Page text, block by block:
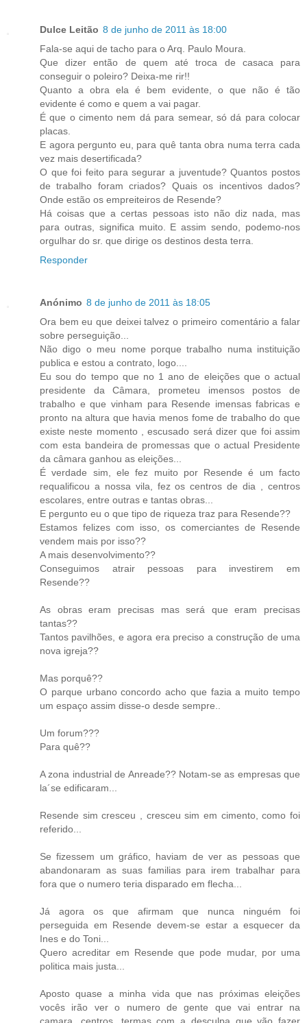
Dulce Leitão 8 de junho de 2011 às 18:00
Fala-se aqui de tacho para o Arq. Paulo Moura.
Que dizer então de quem até troca de casaca para
conseguir o poleiro? Deixa-me rir!!
Quanto a obra ela é bem evidente, o que não é tão
evidente é como e quem a vai pagar.
É que o cimento nem dá para semear, só dá para colocar
placas.
E agora pergunto eu, para quê tanta obra numa terra cada
vez mais desertificada?
O que foi feito para segurar a juventude? Quantos postos
de trabalho foram criados? Quais os incentivos dados?
Onde estão os empreiteiros de Resende?
Há coisas que a certas pessoas isto não diz nada, mas
para outras, significa muito. E assim sendo, podemo-nos
orgulhar do sr. que dirige os destinos desta terra.
Responder
Anónimo 8 de junho de 2011 às 18:05
Ora bem eu que deixei talvez o primeiro comentário a falar
sobre perseguição...
Não digo o meu nome porque trabalho numa instituição
publica e estou a contrato, logo....
Eu sou do tempo que no 1 ano de eleições que o actual
presidente da Câmara, prometeu imensos postos de
trabalho e que vinham para Resende imensas fabricas e
pronto na altura que havia menos fome de trabalho do que
existe neste momento , escusado será dizer que foi assim
com esta bandeira de promessas que o actual Presidente
da câmara ganhou as eleições...
É verdade sim, ele fez muito por Resende é um facto
requalificou a nossa vila, fez os centros de dia , centros
escolares, entre outras e tantas obras...
E pergunto eu o que tipo de riqueza traz para Resende??
Estamos felizes com isso, os comerciantes de Resende
vendem mais por isso??
A mais desenvolvimento??
Conseguimos atrair pessoas para investirem em
Resende??
As obras eram precisas mas será que eram precisas
tantas??
Tantos pavilhões, e agora era preciso a construção de uma
nova igreja??
Mas porquê??
O parque urbano concordo acho que fazia a muito tempo
um espaço assim disse-o desde sempre..
Um forum???
Para quê??
A zona industrial de Anreade?? Notam-se as empresas que
la´se edificaram...
Resende sim cresceu , cresceu sim em cimento, como foi
referido...
Se fizessem um gráfico, haviam de ver as pessoas que
abandonaram as suas familias para irem trabalhar para
fora que o numero teria disparado em flecha...
Já agora os que afirmam que nunca ninguém foi
perseguida em Resende devem-se estar a esquecer da
Ines e do Toni...
Quero acreditar em Resende que pode mudar, por uma
politica mais justa...
Aposto quase a minha vida que nas próximas eleições
vocês irão ver o numero de gente que vai entrar na
camara, centros, termas com a desculpa que vão fazer